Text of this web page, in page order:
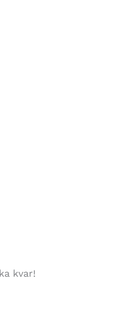
kvar!